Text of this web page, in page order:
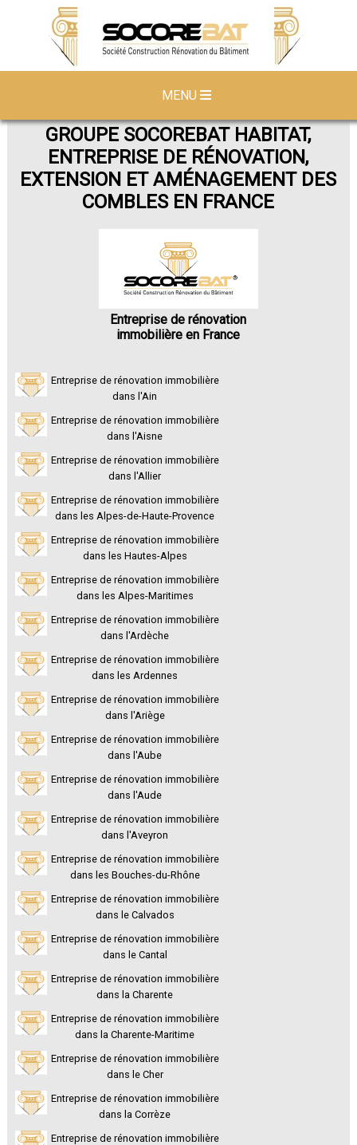
MENU
GROUPE SOCOREBAT HABITAT,
ENTREPRISE DE RÉNOVATION,
EXTENSION ET AMÉNAGEMENT DES
COMBLES EN FRANCE
Entreprise de rénovation
immobilière en France
Entreprise de rénovation immobilière
dans l'Ain
Entreprise de rénovation immobilière
dans l'Aisne
Entreprise de rénovation immobilière
dans l'Allier
Entreprise de rénovation immobilière
dans les Alpes-de-Haute-Provence
Entreprise de rénovation immobilière
dans les Hautes-Alpes
Entreprise de rénovation immobilière
dans les Alpes-Maritimes
Entreprise de rénovation immobilière
dans l'Ardèche
Entreprise de rénovation immobilière
dans les Ardennes
Entreprise de rénovation immobilière
dans l'Ariège
Entreprise de rénovation immobilière
dans l'Aube
Entreprise de rénovation immobilière
dans l'Aude
Entreprise de rénovation immobilière
dans l'Aveyron
Entreprise de rénovation immobilière
dans les Bouches-du-Rhône
Entreprise de rénovation immobilière
dans le Calvados
Entreprise de rénovation immobilière
dans le Cantal
Entreprise de rénovation immobilière
dans la Charente
Entreprise de rénovation immobilière
dans la Charente-Maritime
Entreprise de rénovation immobilière
dans le Cher
Entreprise de rénovation immobilière
dans la Corrèze
Entreprise de rénovation immobilière